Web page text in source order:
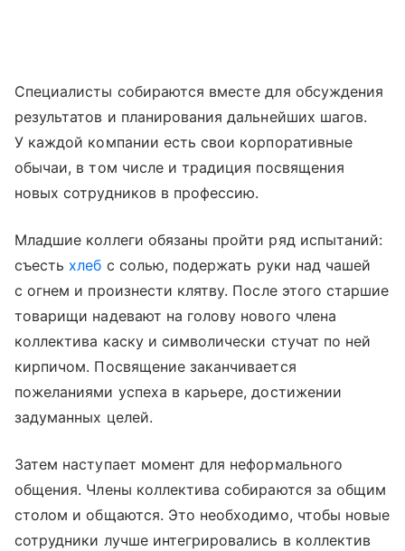
Специалисты собираются вместе для обсуждения
результатов и планирования дальнейших шагов.
У каждой компании есть свои корпоративные
обычаи, в том числе и традиция посвящения
новых сотрудников в профессию.
Младшие коллеги обязаны пройти ряд испытаний:
съесть хлеб с солью, подержать руки над чашей
с огнем и произнести клятву. После этого старшие
товарищи надевают на голову нового члена
коллектива каску и символически стучат по ней
кирпичом. Посвящение заканчивается
пожеланиями успеха в карьере, достижении
задуманных целей.
Затем наступает момент для неформального
общения. Члены коллектива собираются за общим
столом и общаются. Это необходимо, чтобы новые
сотрудники лучше интегрировались в коллектив